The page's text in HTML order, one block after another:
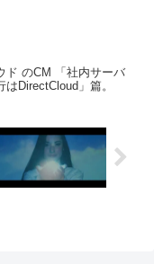
ド のCM 「社内サーバ
DirectCloud」篇。